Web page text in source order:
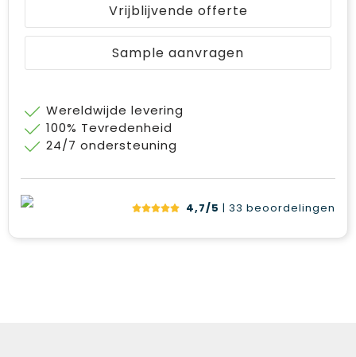
Vrijblijvende offerte
Sample aanvragen
Wereldwijde levering
100% Tevredenheid
24/7 ondersteuning
4,7/5 | 33 beoordelingen